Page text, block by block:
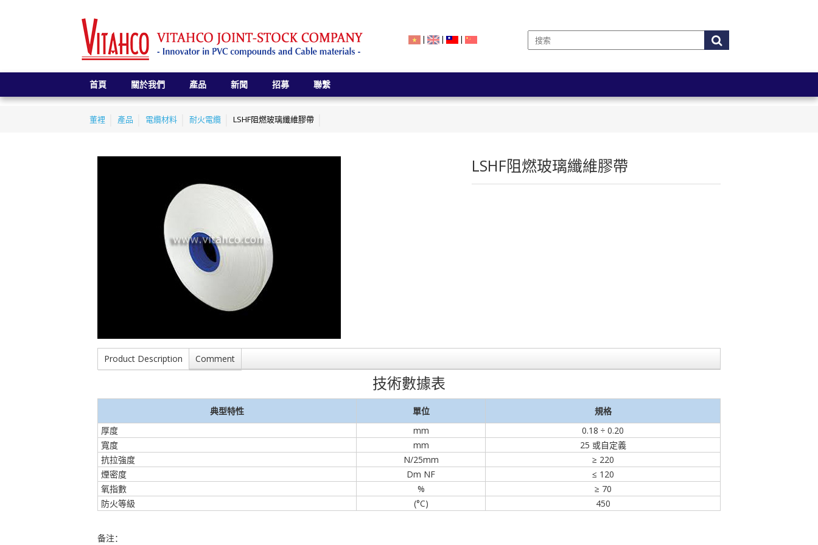
| | |
首頁 關於我們 產品 新聞 招募 聯繫
董裡 產品 電纜材料 耐火電纜 LSHF阻燃玻璃纖維膠帶
LSHF阻燃玻璃纖維膠帶
Product Description Comment
技術數據表
典型特性 單位
規格
厚度
mm
0.18 ÷ 0.20
寬度
mm
25 或自定義
抗拉強度
N/25mm
≥ 220
煙密度
Dm NF
≤ 120
氧指數
%
≥ 70
防火等級
(°C) 450
备注：